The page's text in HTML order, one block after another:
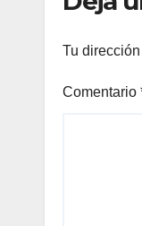
Tu
Comentario